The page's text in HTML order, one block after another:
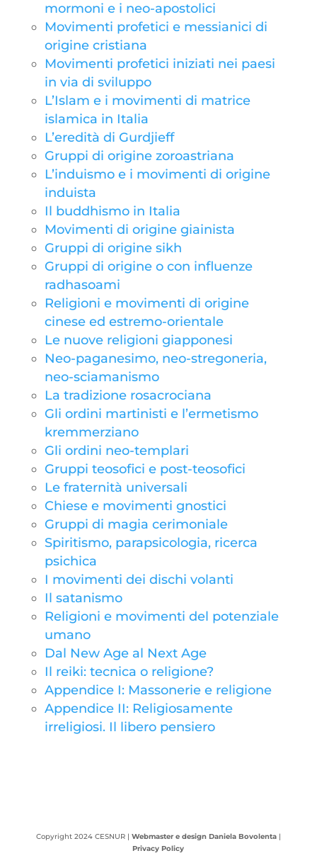
mormoni e i neo-apostolici
Movimenti profetici e messianici di
origine cristiana
Movimenti profetici iniziati nei paesi
in via di sviluppo
L’Islam e i movimenti di matrice
islamica in Italia
L’eredità di Gurdjieff
Gruppi di origine zoroastriana
L’induismo e i movimenti di origine
induista
Il buddhismo in Italia
Movimenti di origine giainista
Gruppi di origine sikh
Gruppi di origine o con influenze
radhasoami
Religioni e movimenti di origine
cinese ed estremo-orientale
Le nuove religioni giapponesi
Neo-paganesimo, neo-stregoneria,
neo-sciamanismo
La tradizione rosacrociana
Gli ordini martinisti e l’ermetismo
kremmerziano
Gli ordini neo-templari
Gruppi teosofici e post-teosofici
Le fraternità universali
Chiese e movimenti gnostici
Gruppi di magia cerimoniale
Spiritismo, parapsicologia, ricerca
psichica
I movimenti dei dischi volanti
Il satanismo
Religioni e movimenti del potenziale
umano
Dal New Age al Next Age
Il reiki: tecnica o religione?
Appendice I: Massonerie e religione
Appendice II: Religiosamente
irreligiosi. Il libero pensiero
Copyright 2024 CESNUR | Webmaster e design Daniela Bovolenta|
Privacy Policy